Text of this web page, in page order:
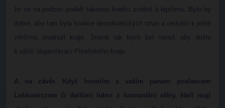
že se na podzim podaří takovou koalici změnit k lepšímu. Bylo by
dobré, aby tam byla koalice demokratických stran a nedošlo k ještě
většímu zrudnutí kraje. Stejně tak bych byl nerad, aby došlo
k větší oligarchizaci Plzeňského kraje.
A na závěr. Když hovořím s vaším panem poslancem
Lobkowiczem či dalšími lidmi z komunální sféry, kteří mají